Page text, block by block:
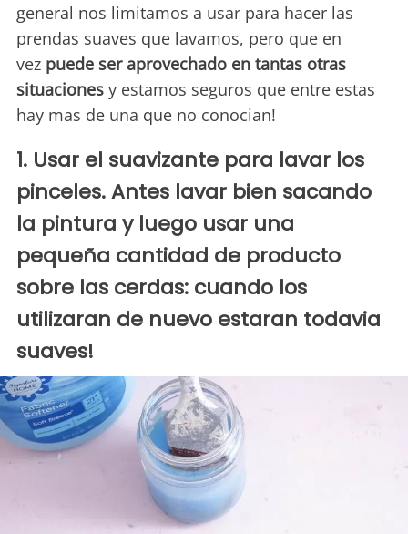
general nos limitamos a usar para hacer las
prendas suaves que lavamos, pero que en
vez puede ser aprovechado en tantas otras
situaciones y estamos seguros que entre estas
hay mas de una que no conocian!
1. Usar el suavizante para lavar los
pinceles. Antes lavar bien sacando
la pintura y luego usar una
pequeña cantidad de producto
sobre las cerdas: cuando los
utilizaran de nuevo estaran todavia
suaves!